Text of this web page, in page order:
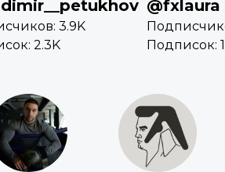
3.9K
2.3K
@fxlaura
Подписок: